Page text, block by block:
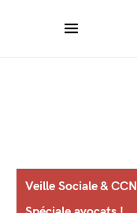
Veille Sociale & CCN